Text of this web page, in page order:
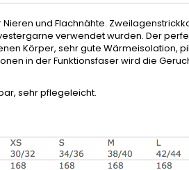
und Flachnähte.
verwendet wurden. Der
Körper, sehr gute Wärmeisolation,
in der Funktionsfaser wird die
sehr pflegeleicht.